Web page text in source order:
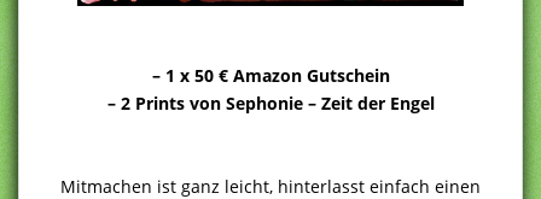
– 1 x 50 € Amazon Gutschein
– 2 Prints von Sephonie – Zeit der Engel
Mitmachen ist ganz leicht, hinterlasst einfach einen